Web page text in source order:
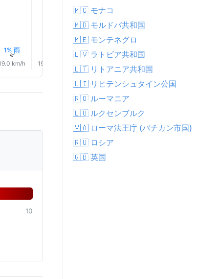
1% 雨
↑
km/h 19.0 km/h
1% 雨
↑
19.0 km/h
0.0 mm
↑
17.0 km/h
10
🇲🇨 モナコ
🇲🇩 モルドバ共和国
🇲🇪 モンテネグロ
🇱🇻 ラトビア共和国
🇱🇹 リトアニア共和国
🇱🇮 リヒテンシュタイン公国
🇷🇴 ルーマニア
🇱🇺 ルクセンブルク
🇻🇦 ローマ法王庁 (バチカン市国)
🇷🇺 ロシア
🇬🇧 英国